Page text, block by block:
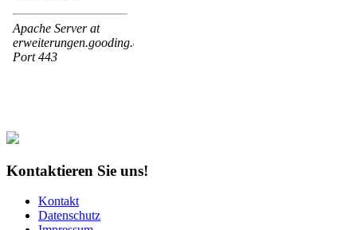
Kontaktieren Sie uns!
Kontakt
Datenschutz